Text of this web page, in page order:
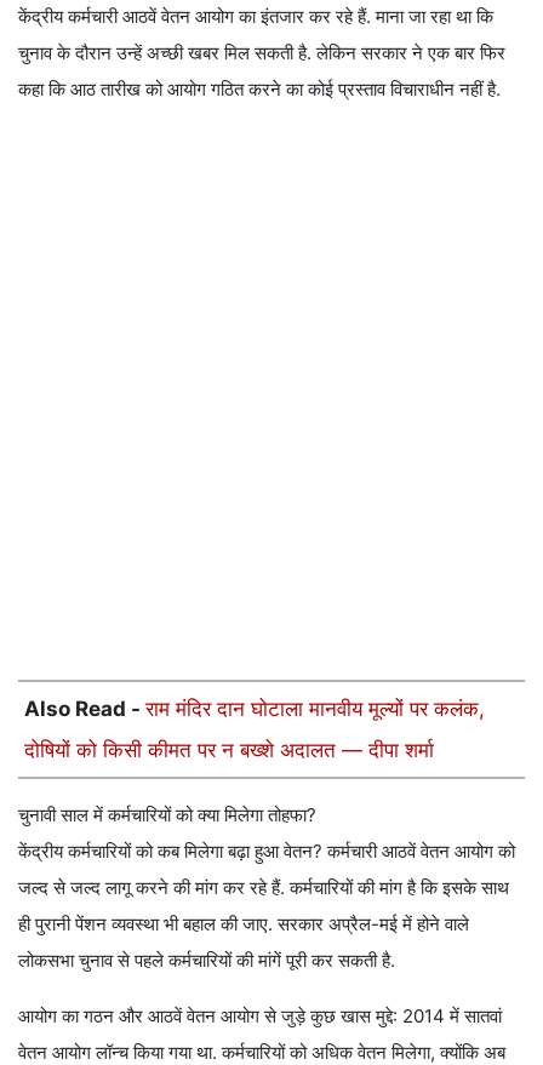
केंद्रीय कर्मचारी आठवें वेतन आयोग का इंतजार कर रहे हैं. माना जा रहा था कि
चुनाव के दौरान उन्हें अच्छी खबर मिल सकती है. लेकिन सरकार ने एक बार फिर
कहा कि आठ तारीख को आयोग गठित करने का कोई प्रस्ताव विचाराधीन नहीं है.
Also Read -राम मंदिर दान घोटाला मानवीय मूल्यों पर कलंक,
दोषियों को किसी कीमत पर न बख्शे अदालत — दीपा शर्मा
चुनावी साल में कर्मचारियों को क्या मिलेगा तोहफा?
केंद्रीय कर्मचारियों को कब मिलेगा बढ़ा हुआ वेतन? कर्मचारी आठवें वेतन आयोग को
जल्द से जल्द लागू करने की मांग कर रहे हैं. कर्मचारियों की मांग है कि इसके साथ
ही पुरानी पेंशन व्यवस्था भी बहाल की जाए. सरकार अप्रैल-मई में होने वाले
लोकसभा चुनाव से पहले कर्मचारियों की मांगें पूरी कर सकती है.
आयोग का गठन और आठवें वेतन आयोग से जुड़े कुछ खास मुद्दे: 2014 में सातवां
वेतन आयोग लॉन्च किया गया था. कर्मचारियों को अधिक वेतन मिलेगा, क्योंकि अब